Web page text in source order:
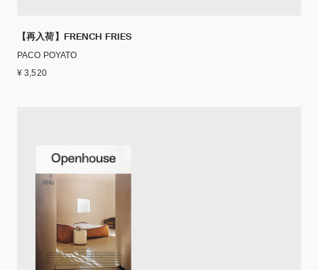
【再入荷】FRENCH FRIES
PACO POYATO
¥ 3,520